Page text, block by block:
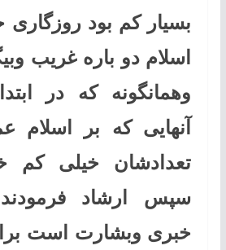
بسیار کم بود روزگاری
اسلام دو باره غریب
وهمانگونه که در
آنهایی که بر اسلام
تعدادشان خیلی کم
سپس ارشاد
خبری وبشارت است